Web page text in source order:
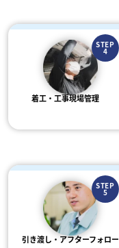
STEP
4
着工・工事現場管理
STEP
5
引き渡し・アフターフォロー